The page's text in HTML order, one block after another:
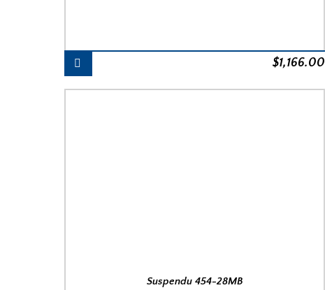
$1,166.00
Suspendu 454-28MB